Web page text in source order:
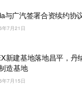
与广汽签署合资续约协
年7月21日
新建基地落地昌平，丹
造基地
年7月15日